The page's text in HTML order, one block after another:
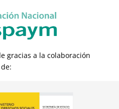
gracias a la colaboración
de: